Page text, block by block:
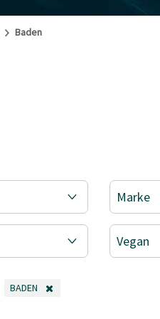
Baden
Marke
Vegan
BADEN